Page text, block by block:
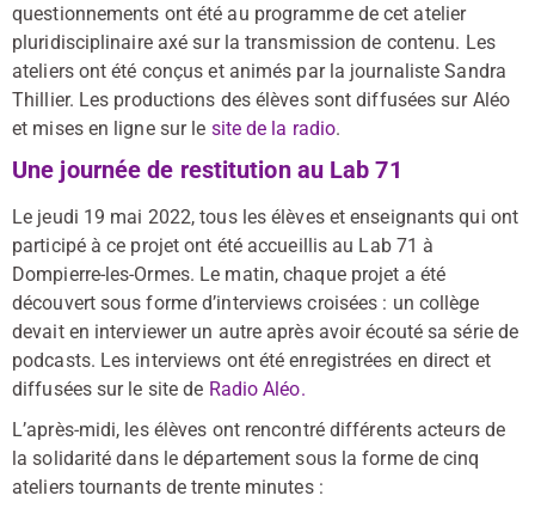
questionnements ont été au programme de cet atelier
pluridisciplinaire axé sur la transmission de contenu. Les
ateliers ont été conçus et animés par la journaliste Sandra
Thillier. Les productions des élèves sont diffusées sur Aléo
et mises en ligne sur le site de la radio.
Une journée de restitution au Lab 71
Le jeudi 19 mai 2022, tous les élèves et enseignants qui ont
participé à ce projet ont été accueillis au Lab 71 à
Dompierre-les-Ormes. Le matin, chaque projet a été
découvert sous forme d’interviews croisées : un collège
devait en interviewer un autre après avoir écouté sa série de
podcasts. Les interviews ont été enregistrées en direct et
diffusées sur le site de Radio Aléo.
L’après-midi, les élèves ont rencontré différents acteurs de
la solidarité dans le département sous la forme de cinq
ateliers tournants de trente minutes :